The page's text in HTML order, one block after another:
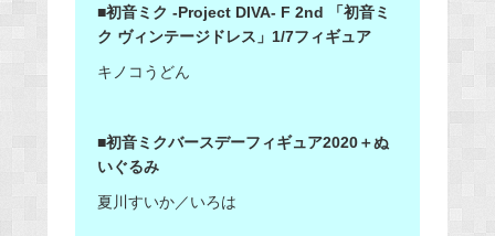
■初音ミク -Project DIVA- F 2nd 「初音ミ
ク ヴィンテージドレス」1/7フィギュア
キノコうどん
■初音ミクバースデーフィギュア2020＋ぬ
いぐるみ
夏川すいか／いろは